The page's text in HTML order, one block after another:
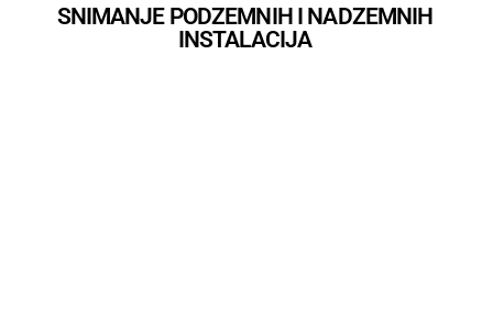
SNIMANJE PODZEMNIH I NADZEMNIH
INSTALACIJA